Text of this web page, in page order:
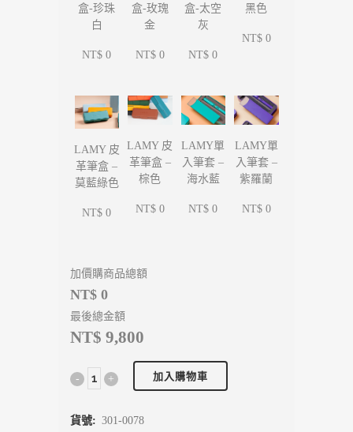
盒-珍珠
白
NT$ 0
盒-玫瑰
金
NT$ 0
盒-太空
灰
NT$ 0
黑色
NT$ 0
LAMY 皮
革筆盒 –
莫藍綠色
NT$ 0
LAMY 皮
革筆盒 –
棕色
NT$ 0
LAMY單
入筆套 –
海水藍
NT$ 0
LAMY單
入筆套 –
紫羅蘭
NT$ 0
加價購商品總額
NT$ 0
最後總金額
NT$ 9,800
加入購物車
貨號: 301-0078